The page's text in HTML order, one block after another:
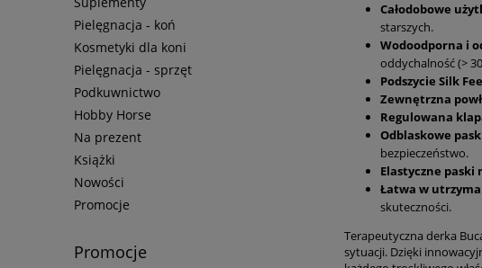
Pielęgnacja - koń
Kosmetyki dla koni
Pielęgnacja - sprzęt
Podkuwnictwo
Hobby Horse
Na prezent
Książki
Nowości
Promocje
Promocje
Całodobowe
starszych.
Wodoodporna i
oddychalność (>
Podszycie Silk
Zewnętrzna
Regulowana
Odblaskowe
bezpieczeństwo.
Elastyczne paski
Łatwa w
skuteczności.
Terapeutyczna derka
sytuacji. Dzięki